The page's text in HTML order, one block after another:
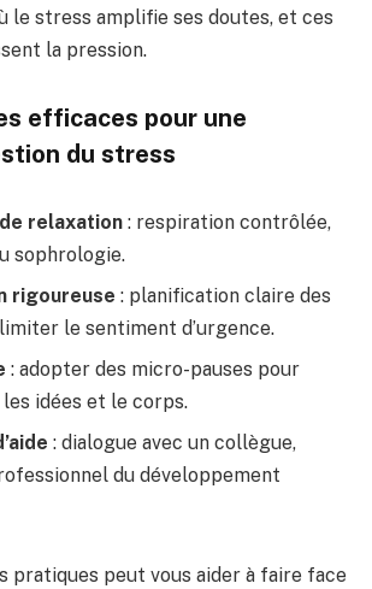
le stress amplifie ses doutes, et ces
la pression.
efficaces pour une
du stress
relaxation : respiration contrôlée,
sophrologie.
rigoureuse : planification claire des
le sentiment d’urgence.
: adopter des micro-pauses pour
idées et le corps.
: dialogue avec un collègue,
du développement
pratiques peut vous aider à faire face